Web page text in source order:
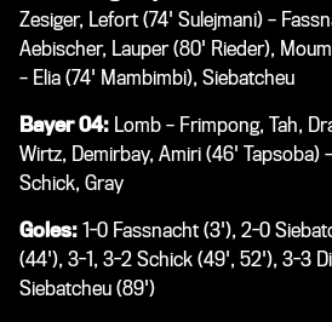
Zesiger, Lefort (74' Sulejmani) –
Aebischer, Lauper (80' Rieder),
– Elia (74' Mambimbi), Siebatcheu
Bayer 04: Lomb – Frimpong, Tah,
Wirtz, Demirbay, Amiri (46' Tapsoba)
Schick, Gray
Goles: 1-0 Fassnacht (3'), 2-0
(44'), 3-1, 3-2 Schick (49', 52'), 3-3
Siebatcheu (89')